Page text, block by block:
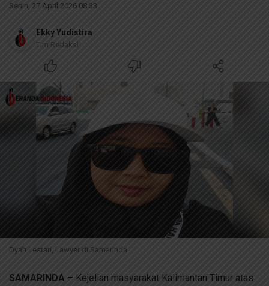
Senin, 27 April 2026 08:33
Ekky Yudistira
Tim Redaksi
Dyah Lestari, Lawyer di Samarinda.
SAMARINDA – Kejelian masyarakat Kalimantan Timur atas